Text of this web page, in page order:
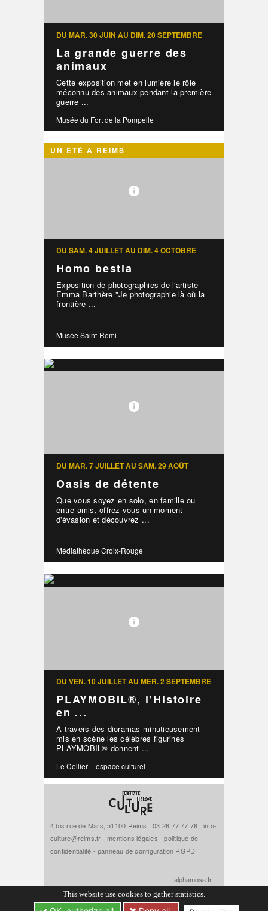
DU MAR. 30 JUIN AU DIM. 20 SEPTEMBRE
La grande guerre des
animaux
Cette exposition met en lumière le rôle
méconnu des animaux pendant la première
guerre ...
Musée du Fort de la Pompelle
UN ÉTÉ À REIMS
DU SAM. 4 JUILLET AU DIM. 4 OCTOBRE
Homo bestia
Exposition de photographies de l'artiste
Emma Barthère "Je photographie là où la
frontière ...
Musée Saint-Remi
DU MAR. 7 JUILLET AU SAM. 29 AOÛT
Oasis de détente
Que vous soyez en solo, en famille ou
entre amis, offrez-vous un moment
d'évasion et découvrez ...
Médiathèque Croix-Rouge
DU VEN. 10 JUILLET AU MER. 2 SEPTEMBRE
PLAYMOBIL®, l’Histoire
en ...
À travers des dioramas minutieusement
mis en scène les célèbres figurines
PLAYMOBIL® donnent ...
Le Cellier – espace culturel
4 bis rue de Mars, 51100 Reims03 26 77 77 76
info-
culture@reims.fr -mentions légales -politique de
confidentialité - panneau de configuration RGPD
alphamosa.fr
This website use cookies to gather statistics.